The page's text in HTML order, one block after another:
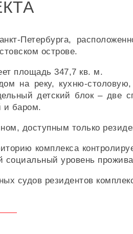
Петербурга,
острове.
площадь 347,7 кв. м.
на реку, кухню-
детский блок – две
и баром.
доступным только
комплекса
социальный уровень
судов резидентов